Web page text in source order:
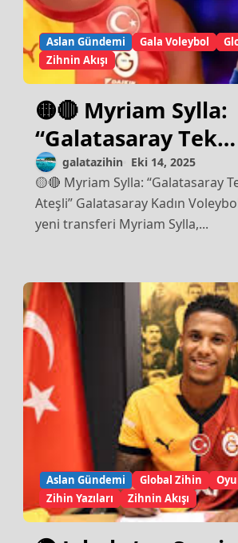
Aslan Gündemi Gala Voleybol
Zihnin Akışı
🟡🔴 Myriam Sylla:
“Galatasaray Tek
Kelimeyle Ateşli”
galatazihin Eki 14, 2025
🟡🔴 Myriam Sylla: “Galatasaray Tek Kelimeyle
Ateşli” Galatasaray Kadın Voleybol
yeni transferi Myriam Sylla,...
Aslan Gündemi Global Zihin
Zihin Yazıları
Zihnin Akışı